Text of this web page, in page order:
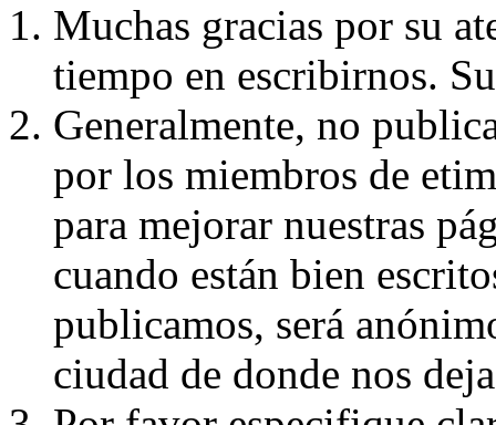
Muchas gracias por su
tiempo en escribirnos.
Generalmente, no
por los miembros de
para mejorar nuestras
cuando están bien
publicamos, será
ciudad de donde nos